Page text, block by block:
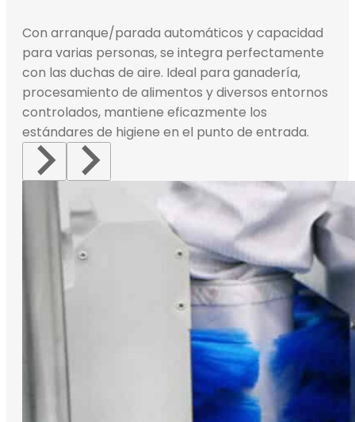
Con arranque/parada automáticos y capacidad
para varias personas, se integra perfectamente
con las duchas de aire. Ideal para ganadería,
procesamiento de alimentos y diversos entornos
controlados, mantiene eficazmente los
estándares de higiene en el punto de entrada.